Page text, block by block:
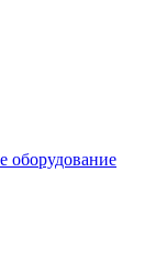
оборудование